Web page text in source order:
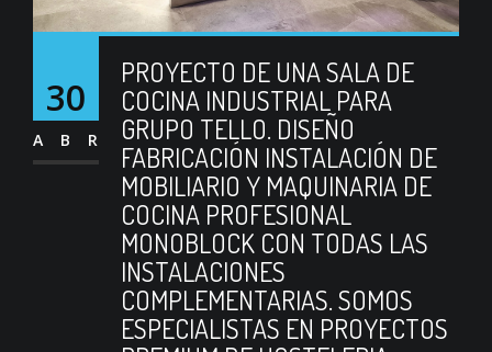
30
ABR
PROYECTO DE UNA SALA DE
COCINA INDUSTRIAL PARA
GRUPO TELLO. DISEÑO
FABRICACIÓN INSTALACIÓN DE
MOBILIARIO Y MAQUINARIA DE
COCINA PROFESIONAL
MONOBLOCK CON TODAS LAS
INSTALACIONES
COMPLEMENTARIAS. SOMOS
ESPECIALISTAS EN PROYECTOS